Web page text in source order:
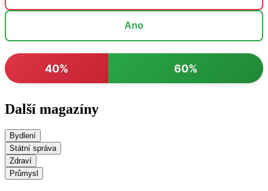
Ano
40% 60%
Další magazíny
Bydlení
Státní správa
Zdraví
Průmysl